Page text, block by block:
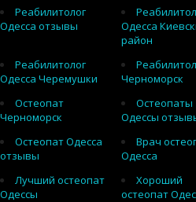
Реабилитолог
Одесса отзывы
Одесса
район
Реабилитолог
Одесса Черемушки
Черноморск
Остеопат
Черноморск
Остеопаты
Одессы
Остеопат Одесса
отзывы
Врач
Одесса
Лучший остеопат
Одессы
Хороший
остеопат